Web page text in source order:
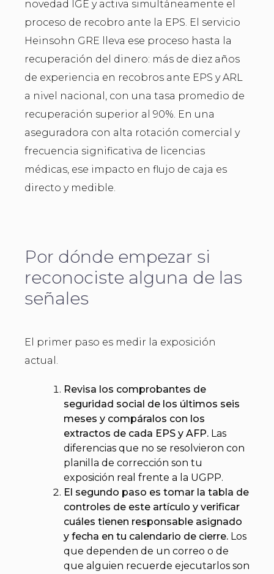
novedad IGE y activa simultáneamente el
proceso de recobro ante la EPS. El servicio
Heinsohn GRE lleva ese proceso hasta la
recuperación del dinero: más de diez años
de experiencia en recobros ante EPS y ARL
a nivel nacional, con una tasa promedio de
recuperación superior al 90%. En una
aseguradora con alta rotación comercial y
frecuencia significativa de licencias
médicas, ese impacto en flujo de caja es
directo y medible.
Por dónde empezar si
reconociste alguna de las
señales
El primer paso es medir la exposición
actual.
Revisa los comprobantes de
seguridad social de los últimos seis
meses y compáralos con los
extractos de cada EPS y AFP. Las
diferencias que no se resolvieron con
planilla de corrección son tu
exposición real frente a la UGPP.
El segundo paso es tomar la tabla de
controles de este artículo y verificar
cuáles tienen responsable asignado
y fecha en tu calendario de cierre. Los
que dependen de un correo o de
que alguien recuerde ejecutarlos son